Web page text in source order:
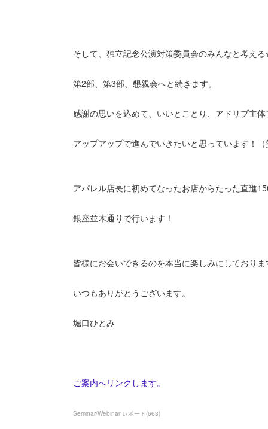
そして、独立記念公演対策委員会のみんなと考える
第2部、第3部、懇親会へと続きます。
感謝の思いを込めて、いいとことり、アドリブ主体
アップアップで進んでいきたいと思っています！（
アパレル店長に初めてなったお店からたった直進
銀座並木通りで行います！
皆様にお会いできるのを本当に楽しみにしておりま
いつもありがとうございます。
堀口ひとみ
ご案内へリンクします。
Seminar/Webinar レポート (663)